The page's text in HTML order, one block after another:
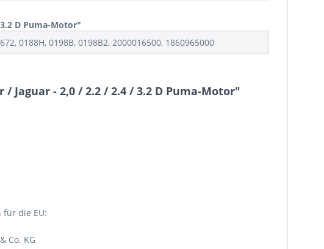
D Puma-Motor"
0188H, 0198B, 0198B2, 2000016500, 1860965000
- 2,0 / 2.2 / 2.4 / 3.2 D Puma-Motor"
für die EU:
Co. KG